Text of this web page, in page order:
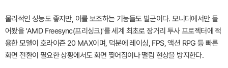
물리적인 성능도 좋지만, 이를 보조하는 기능들도 발군이다. 모니터에서만 들
어봤을 'AMD Freesync(프리싱크)'를 세계 최초로 장거리 투사 프로젝터에 적
용한 모델이 호라이즌 20 MAX이며, 덕분에 레이싱, FPS, 액션 RPG 등 빠른
화면 전환이 필요한 상황에서도 화면 찢어짐이나 떨림 현상을 방지한다.